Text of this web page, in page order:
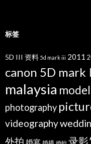
标签
5D III 资料 5d mark iii 2011
canon 5D mark
malaysia model
photography
videography
外拍 婚宴 录影